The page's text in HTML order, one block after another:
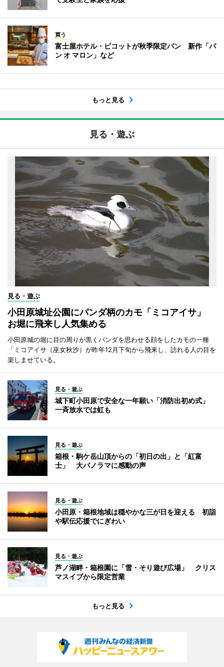
買う
富士屋ホテル・ピコットが秋季限定パン 新作「パ
ン オ マロン」など
もっと見る
見る・遊ぶ
見る・遊ぶ
小田原城址公園にパンダ柄のカモ「ミコアイサ」
お堀に飛来し人気集める
小田原城の堀に目の周りが黒くパンダを思わせる顔をしたカモの一種
「ミコアイサ（巫女秋沙）が昨年12月下旬から飛来し、訪れる人の目を
楽しませている。
見る・遊ぶ
城下町小田原で安全な一年願い「消防出初め式」
一斉放水では虹も
見る・遊ぶ
箱根・駒ケ岳山頂からの「初日の出」と「紅富
士」 大パノラマに感動の声
見る・遊ぶ
小田原・箱根地域は穏やかな三が日を迎える 初詣
や駅伝応援でにぎわい
見る・遊ぶ
芦ノ湖畔・箱根園に「雪・そり遊び広場」 クリス
マスイブから限定営業
もっと見る